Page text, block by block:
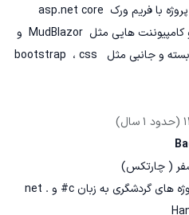
o	برنامه نویسی فرانت پروژه با فریم ورک asp.net core
blazor webassembly  و کامپیوننت هایی مثل  MudBlazor  و
bitplatform و ابزارهای وابسته و جانبی مثل  bootstrap  ، css
(حدود 1 سال)
( چارتکس)
برنامه نویسی api  های پروژه های گردشگری به زبان c# و .net